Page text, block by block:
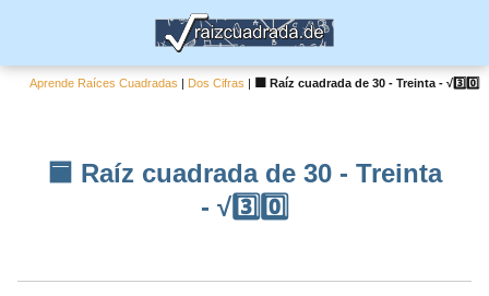
Aprende Raíces Cuadradas | Dos Cifras | 🟦 Raíz cuadrada de 30 - Treinta - √3️⃣0️⃣
🟦 Raíz cuadrada de 30 - Treinta
- √3️⃣0️⃣